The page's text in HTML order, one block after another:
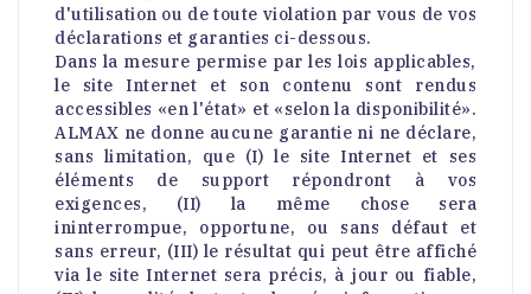
d'utilisation ou de toute violation par vous de vos
déclarations et garanties ci-dessous.
Dans la mesure permise par les lois applicables,
le site Internet et son contenu sont rendus
accessibles «en l'état» et «selon la disponibilité».
ALMAX ne donne aucune garantie ni ne déclare,
sans limitation, que (I) le site Internet et ses
éléments de support répondront à vos
exigences, (II) la même chose sera
ininterrompue, opportune, ou sans défaut et
sans erreur, (III) le résultat qui peut être affiché
via le site Internet sera précis, à jour ou fiable,